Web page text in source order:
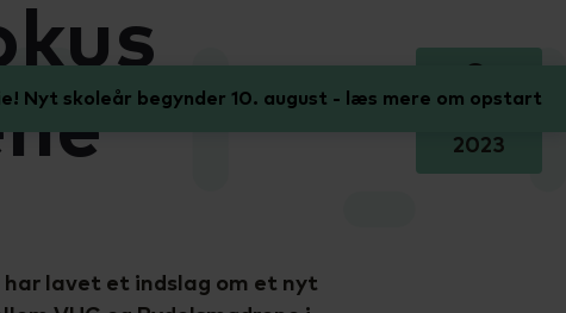
9.
februar
2023
lavet et indslag om et nyt
Nyt skoleår begynder 10. august - læs mere om opstart